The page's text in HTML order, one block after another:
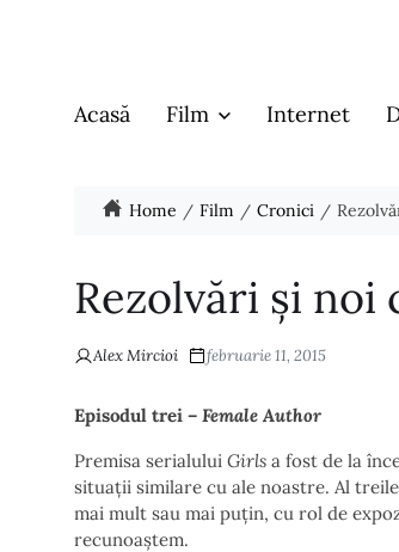
Acasă Film Internet
Home Film Cronici
Rezolvări și noi
Alex Mircioi februarie 11, 2015
Episodul trei – Female Author
Premisa serialului Girls a fost de la
situații similare cu ale noastre. Al
mai mult sau mai puțin, cu rol de
recunoaștem.